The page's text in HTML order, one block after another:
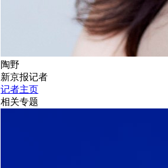
陶野
新京报记者
记者主页
相关专题